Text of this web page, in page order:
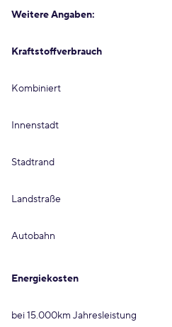
Weitere Angaben:
Kraftstoffverbrauch
Kombiniert
Innenstadt
Stadtrand
Landstraße
Autobahn
Energiekosten
bei 15.000km Jahresleistung